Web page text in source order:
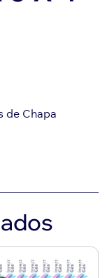
de Chapa